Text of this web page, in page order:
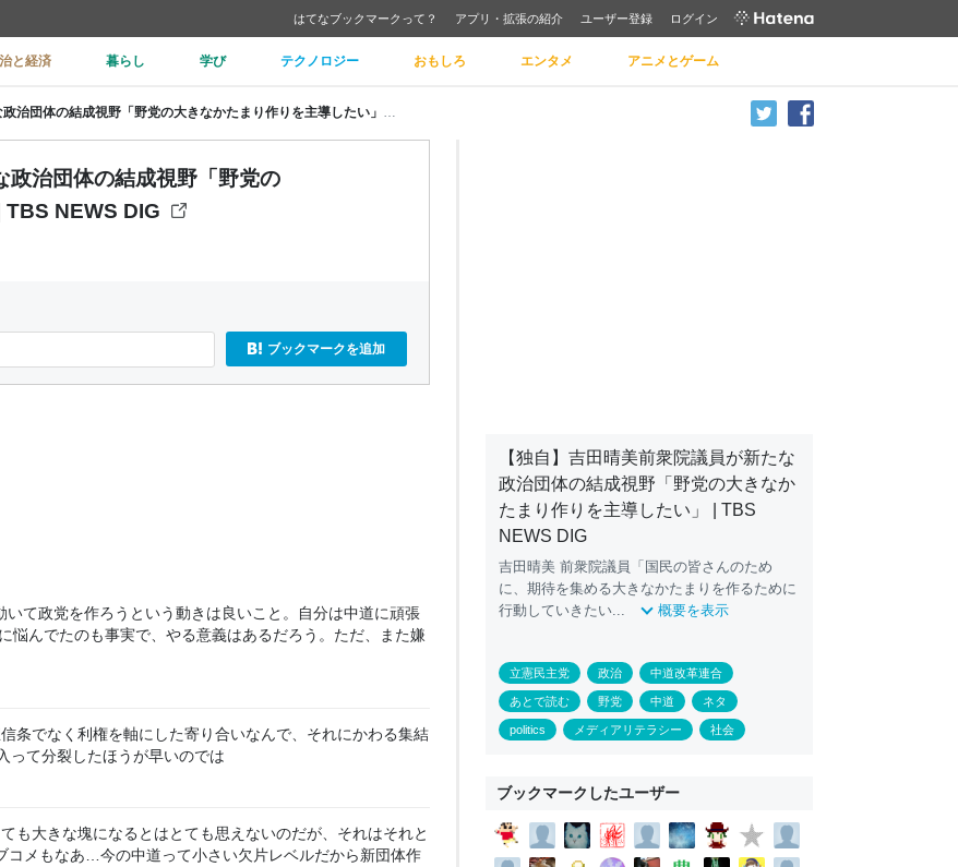
はてなブックマークって？ アプリ・拡張の紹介 ユーザー登録 ログイン
と経済 暮らし 学び テクノロジー おもしろ エンタメ アニメとゲーム
政治団体の結成視野「野党の
TBS NEWS DIG
ブックマークを追加
いて政党を作ろうという動きは良いこと。自分は中道に頑張
悩んでたのも事実で、やる意義はあるだろう。ただ、また嫌
条でなく利権を軸にした寄り合いなんで、それにかわる集結
って分裂したほうが早いのでは
も大きな塊になるとはとても思えないのだが、それはそれと
コメもなあ…今の中道って小さい欠片レベルだから新団体作
【独自】吉田晴美前衆院議員が新たな
政治団体の結成視野「野党の大きなか
たまり作りを主導したい」 | TBS
NEWS DIG
吉田晴美 前衆院議員「国民の皆さんのため
に、期待を集める大きなかたまりを作るために
行動していきたい...
概要を表示
立憲民主党 政治 中道改革連合
あとで読む 野党 中道 ネタ
politics メディアリテラシー 社会
ブックマークしたユーザー